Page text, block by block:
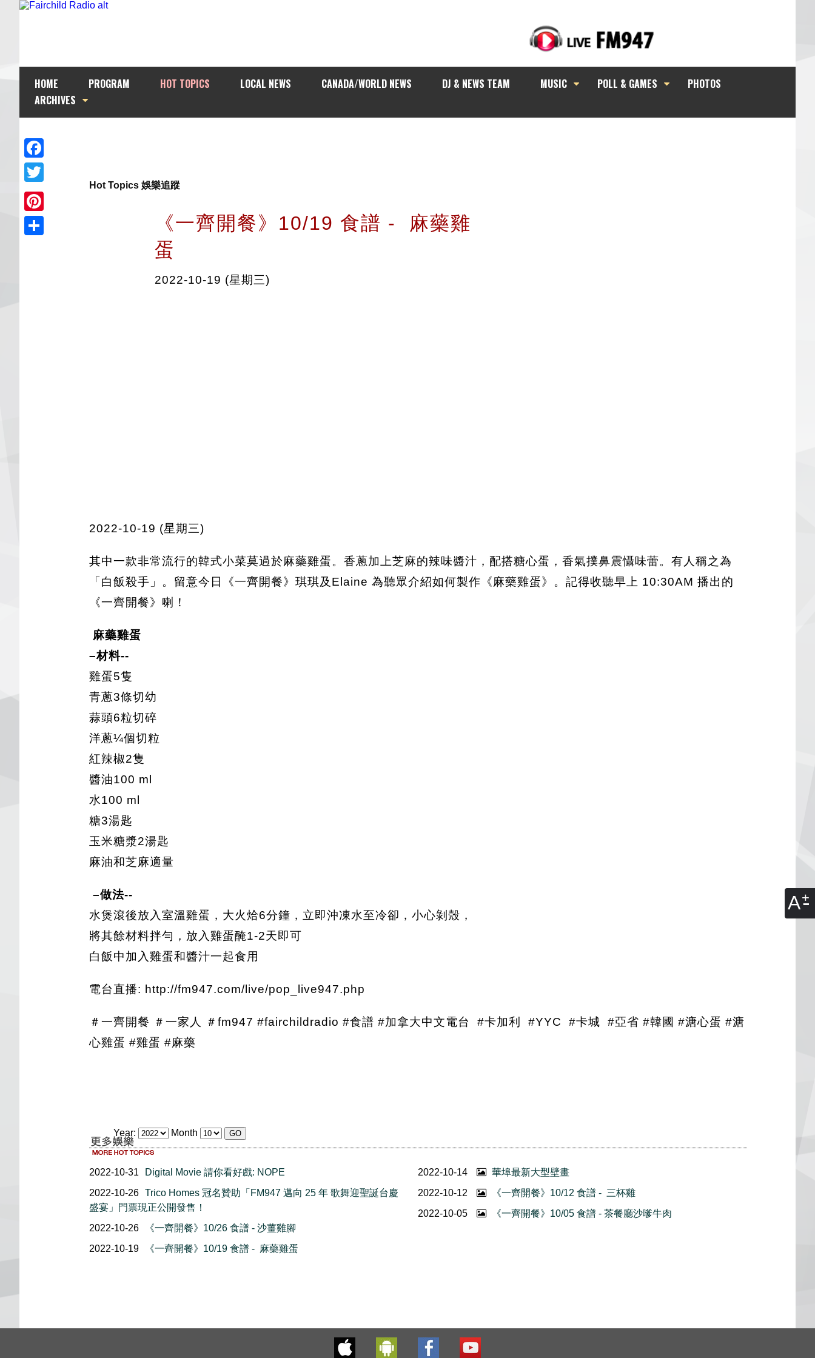
A
HOME PROGRAM HOT TOPICS LOCAL NEWS CANADA/WORLD NEWS DJ & NEWS TEAM MUSIC POLL & GAMES
PHOTOS
ARCHIVES
Facebook
Twitter
Pinterest
Hot Topics 娛樂追蹤
《一齊開餐》10/19 食譜 - 麻藥雞
蛋
2022-10-19 (星期三)
2022-10-19 (星期三)
其中一款非常流行的韓式小菜莫過於麻藥雞蛋。香蔥加上芝麻的辣味醬汁，配搭糖心蛋，香氣撲鼻震懾味蕾。有人稱之為
「白飯殺手」。留意今日《一齊開餐》琪琪及Elaine 為聽眾介紹如何製作《麻藥雞蛋》。記得收聽早上 10:30AM 播出的
《一齊開餐》喇！
麻藥雞蛋
–材料--
雞蛋5隻
青蔥3條切幼
蒜頭6粒切碎
洋蔥¼個切粒
紅辣椒2隻
醬油100 ml
水100 ml
糖3湯匙
玉米糖漿2湯匙
麻油和芝麻適量
–做法--
水煲滾後放入室溫雞蛋，大火烚6分鐘，立即沖凍水至冷卻，小心剝殼，
將其餘材料拌勻，放入雞蛋醃1-2天即可
白飯中加入雞蛋和醬汁一起食用
電台直播: http://fm947.com/live/pop_live947.php
＃一齊開餐 ＃一家人 ＃fm947 #fairchildradio #食譜 #加拿大中文電台 #卡加利 #YYC #卡城 #亞省 #韓國 #溏心蛋 #溏
心雞蛋 #雞蛋 #麻藥
Year: Month
2022-10-31
Digital Movie 請你看好戲: NOPE
2022-10-26 Trico Homes 冠名贊助「FM947 邁向 25 年 歌舞迎聖誕台慶
盛宴」門票現正公開發售！
2022-10-26
《一齊開餐》10/26 食譜 - 沙薑雞腳
2022-10-19
《一齊開餐》10/19 食譜 - 麻藥雞蛋
2022-10-14
華埠最新大型壁畫
2022-10-12
《一齊開餐》10/12 食譜 - 三杯雞
2022-10-05
《一齊開餐》10/05 食譜 - 茶餐廳沙嗲牛肉